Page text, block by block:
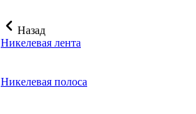
Назад
Никелевая лента
Никелевая полоса